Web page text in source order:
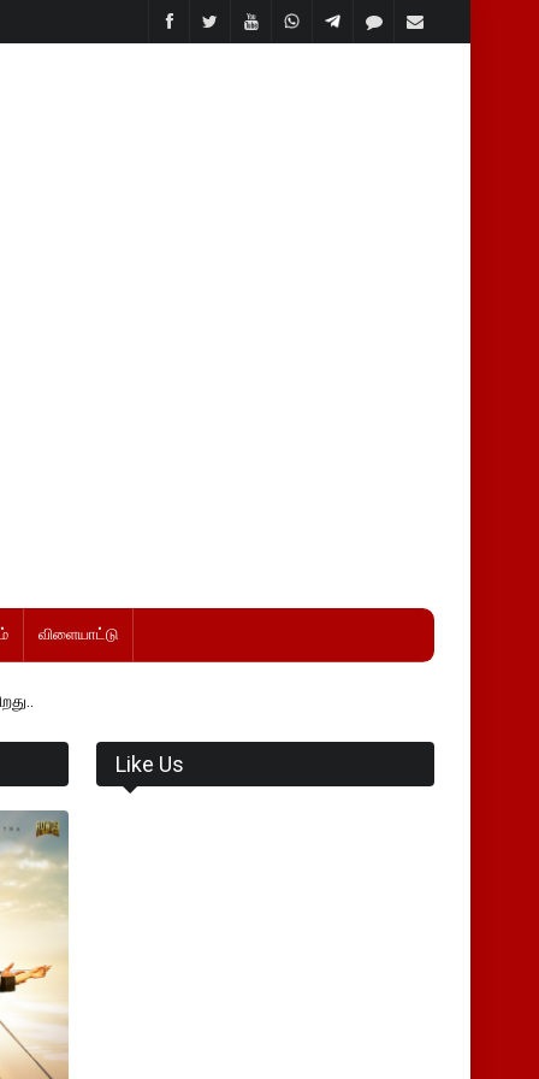
விளையாட்டு
Like Us